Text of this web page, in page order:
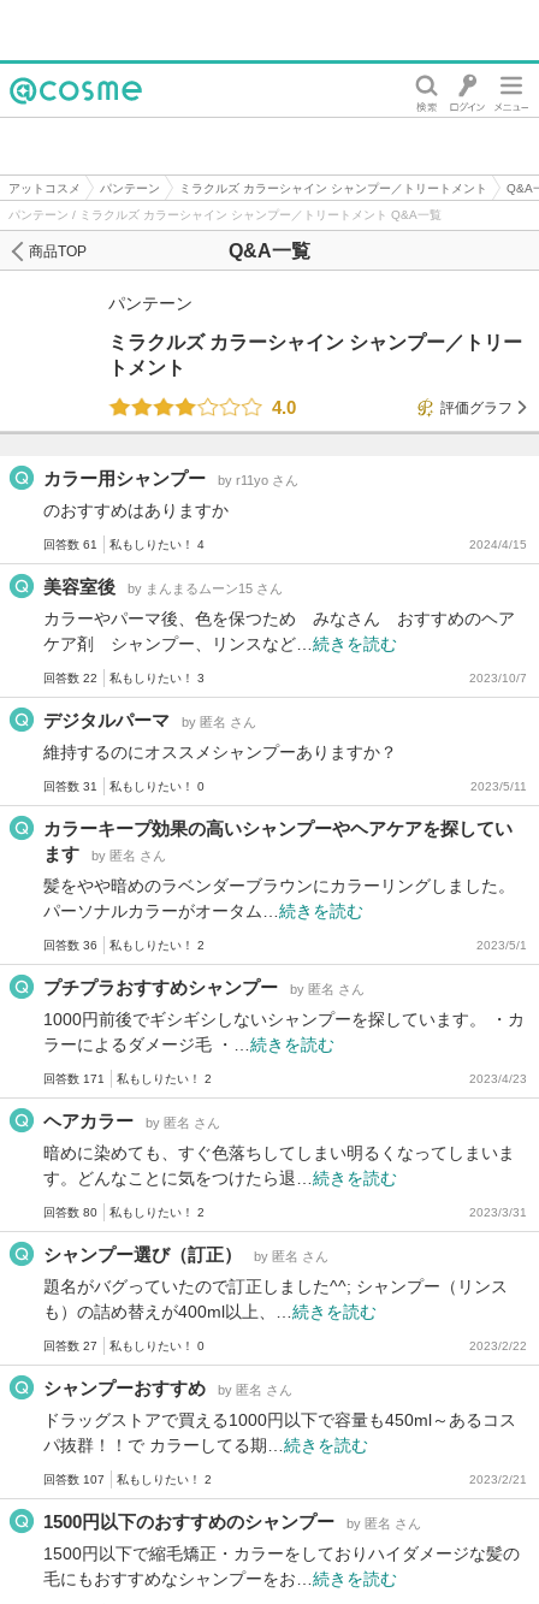
アットコスメ パンテーン ミラクルズ カラーシャイン シャンプー／トリートメント
Q&A
パンテーン / ミラクルズ カラーシャイン シャンプー／トリートメント Q&A一覧
Q&A一覧
商品TOP
パンテーン
ミラクルズ カラーシャイン シャンプー／トリー
トメント
4.0
評価グラフ
カラー用シャンプー by r11yo さん
のおすすめはありますか
回答数 61 私もしりたい！ 4 2024/4/15
美容室後 by まんまるムーン15 さん
カラーやパーマ後、色を保つため みなさん おすすめのヘア
ケア剤 シャンプー、リンスなど… 続きを読む
回答数 22 私もしりたい！ 3 2023/10/7
デジタルパーマ by 匿名 さん
維持するのにオススメシャンプーありますか？
回答数 31 私もしりたい！ 0 2023/5/11
カラーキープ効果の高いシャンプーやヘアケアを探してい
ます
by 匿名 さん
髪をやや暗めのラベンダーブラウンにカラーリングしました。
パーソナルカラーがオータム… 続きを読む
回答数 36 私もしりたい！ 2 2023/5/1
プチプラおすすめシャンプー by 匿名 さん
1000円前後でギシギシしないシャンプーを探しています。 ・カ
ラーによるダメージ毛 ・… 続きを読む
回答数 171 私もしりたい！ 2 2023/4/23
ヘアカラー by 匿名 さん
暗めに染めても、すぐ色落ちしてしまい明るくなってしまいま
す。どんなことに気をつけたら退… 続きを読む
回答数 80 私もしりたい！ 2 2023/3/31
シャンプー選び（訂正） by 匿名 さん
題名がバグっていたので訂正しました^^; シャンプー（リンス
も）の詰め替えが400ml以上、… 続きを読む
回答数 27 私もしりたい！ 0 2023/2/22
シャンプーおすすめ by 匿名 さん
ドラッグストアで買える1000円以下で容量も450ml～あるコス
パ抜群！！で カラーしてる期… 続きを読む
回答数 107 私もしりたい！ 2 2023/2/21
1500円以下のおすすめのシャンプー by 匿名 さん
1500円以下で縮毛矯正・カラーをしておりハイダメージな髪の
毛にもおすすめなシャンプーをお… 続きを読む